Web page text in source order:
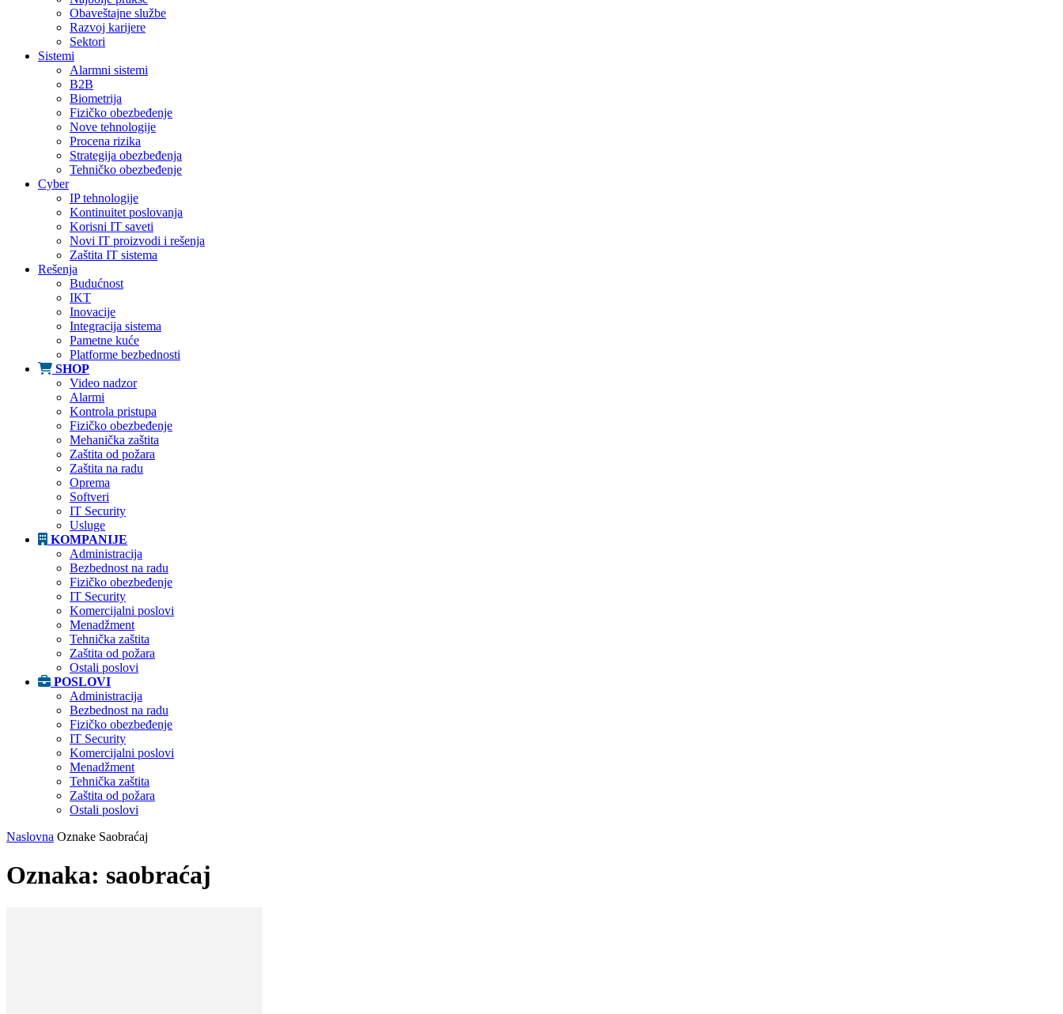
Obaveštajne službe
Razvoj karijere
Sektori
Sistemi
Alarmni sistemi
B2B
Biometrija
Fizičko obezbeđenje
Nove tehnologije
Procena rizika
Strategija obezbeđenja
Tehničko obezbeđenje
Cyber
IP tehnologije
Kontinuitet poslovanja
Korisni IT saveti
Novi IT proizvodi i rešenja
Zaštita IT sistema
Rešenja
Budućnost
IKT
Inovacije
Integracija sistema
Pametne kuće
Platforme bezbednosti
SHOP
Video nadzor
Alarmi
Kontrola pristupa
Fizičko obezbeđenje
Mehanička zaštita
Zaštita od požara
Zaštita na radu
Oprema
Softveri
IT Security
Usluge
KOMPANIJE
Administracija
Bezbednost na radu
Fizičko obezbeđenje
IT Security
Komercijalni poslovi
Menadžment
Tehnička zaštita
Zaštita od požara
Ostali poslovi
POSLOVI
Administracija
Bezbednost na radu
Fizičko obezbeđenje
IT Security
Komercijalni poslovi
Menadžment
Tehnička zaštita
Zaštita od požara
Ostali poslovi
Naslovna Oznake Saobraćaj
Oznaka: saobraćaj